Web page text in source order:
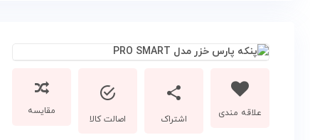
اشتراک اصالت کالا
مقایسه